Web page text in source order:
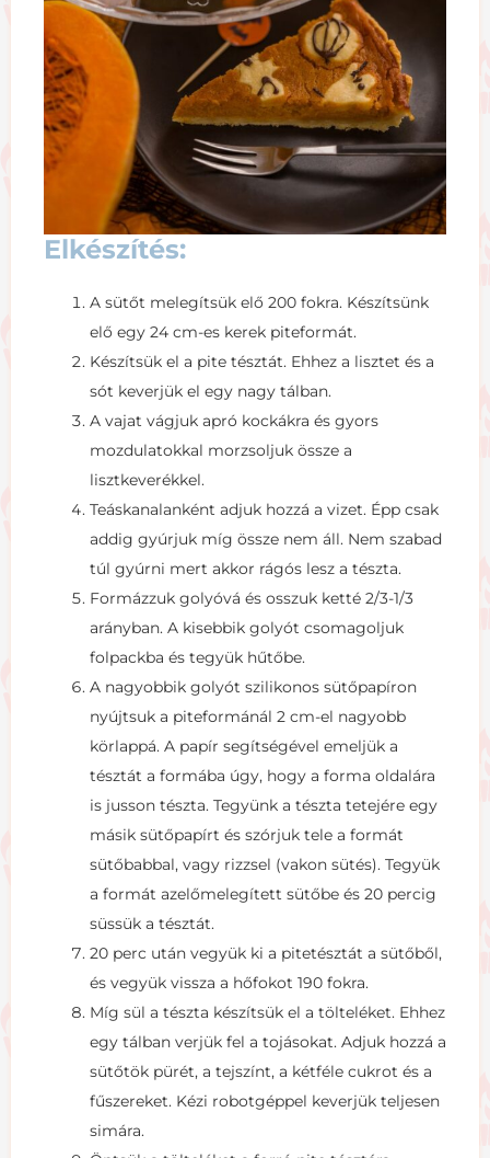
Elkészítés:
A sütőt melegítsük elő 200 fokra. Készítsünk
elő egy 24 cm-es kerek piteformát.
Készítsük el a pite tésztát. Ehhez a lisztet és a
sót keverjük el egy nagy tálban.
A vajat vágjuk apró kockákra és gyors
mozdulatokkal morzsoljuk össze a
lisztkeverékkel.
Teáskanalanként adjuk hozzá a vizet. Épp csak
addig gyúrjuk míg össze nem áll. Nem szabad
túl gyúrni mert akkor rágós lesz a tészta.
Formázzuk golyóvá és osszuk ketté 2/3-1/3
arányban. A kisebbik golyót csomagoljuk
folpackba és tegyük hűtőbe.
A nagyobbik golyót szilikonos sütőpapíron
nyújtsuk a piteformánál 2 cm-el nagyobb
körlappá. A papír segítségével emeljük a
tésztát a formába úgy, hogy a forma oldalára
is jusson tészta. Tegyünk a tészta tetejére egy
másik sütőpapírt és szórjuk tele a formát
sütőbabbal, vagy rizzsel (vakon sütés). Tegyük
a formát azelőmelegített sütőbe és 20 percig
süssük a tésztát.
20 perc után vegyük ki a pitetésztát a sütőből,
és vegyük vissza a hőfokot 190 fokra.
Míg sül a tészta készítsük el a tölteléket. Ehhez
egy tálban verjük fel a tojásokat. Adjuk hozzá a
sütőtök pürét, a tejszínt, a kétféle cukrot és a
fűszereket. Kézi robotgéppel keverjük teljesen
simára.